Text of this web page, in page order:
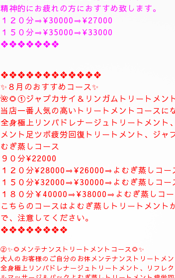
🌺🌻✨８月７日金曜日 🌻✨🌺
空きお時間になります。
夜は埋まっております🩷
20時〜のご予約可能です
出張＆ルームのご予約のお電話お待ちしてい
❖❖❖❖❖❖❖❖❖❖❖❖❖❖
🥀🌹新しいコース🥀🌹
こちらのコースとても人気の高いトリートメ
🥀🌹極上全身リンパドレナージュトリートメ
全身極上全身リンパドレナージュトリートメ
上リンパドレナージュトリートメント致します
リフレクソロジーデトックストリートメント
します、よむぎ蒸しトリートメント致します
とにかくお体がだるい方は是非おすすめ致し
お体が軽くなり、とても癒されます。
精神的にお疲れの方におすすめ致します。
１２０分⇒¥30000⇒¥27000
１５０分⇒¥35000⇒¥33000
❖❖❖❖❖❖❖